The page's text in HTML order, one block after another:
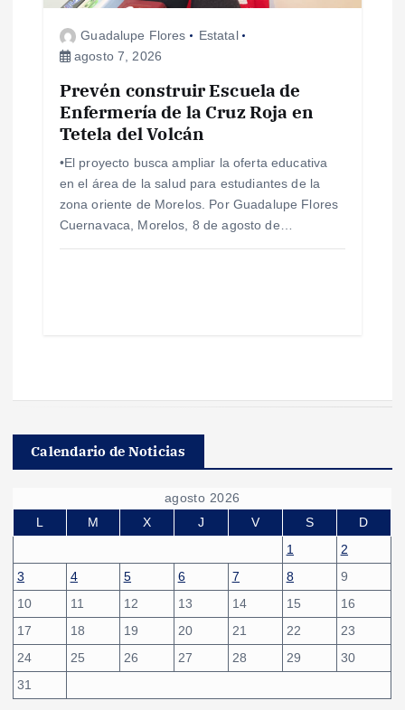
Guadalupe Flores
Estatal
agosto 7, 2026
Prevén construir Escuela de
Enfermería de la Cruz Roja en
Tetela del Volcán
•El proyecto busca ampliar la oferta educativa
en el área de la salud para estudiantes de la
zona oriente de Morelos. Por Guadalupe Flores
Cuernavaca, Morelos, 8 de agosto de…
Calendario de Noticias
agosto 2026
L
M X J V S
D
1
2
3
4 5 6 7 8
9
10
11 12 13 14 15
16
17
18 19 20 21 22
23
24
25 26 27 28 29
30
31